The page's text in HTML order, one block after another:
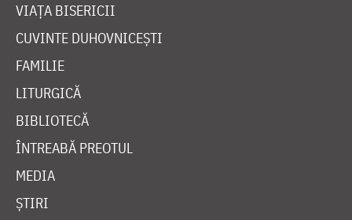
VIAȚA BISERICII
CUVINTE DUHOVNICEȘTI
FAMILIE
LITURGICĂ
BIBLIOTECĂ
ÎNTREABĂ PREOTUL
MEDIA
ȘTIRI